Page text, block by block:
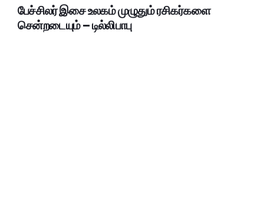
பேச்சிலர் இசை உலகம் முழுதும் ரசிகர்களை
சென்றடையும் – டில்லிபாபு